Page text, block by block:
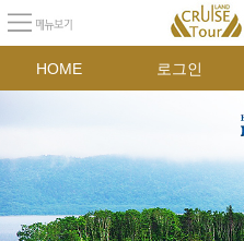
HOME 로그인